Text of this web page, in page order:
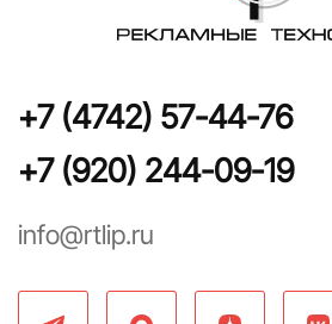
+7 (4742) 57-44-76
+7 (920) 244-09-19
info@rtlip.ru